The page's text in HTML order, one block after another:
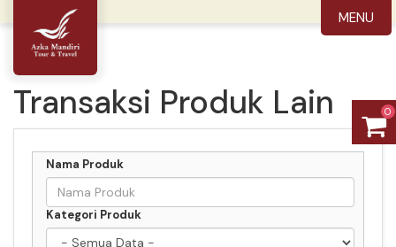
Transaksi Produk Lain
Nama Produk
Kategori Produk
0
MENU